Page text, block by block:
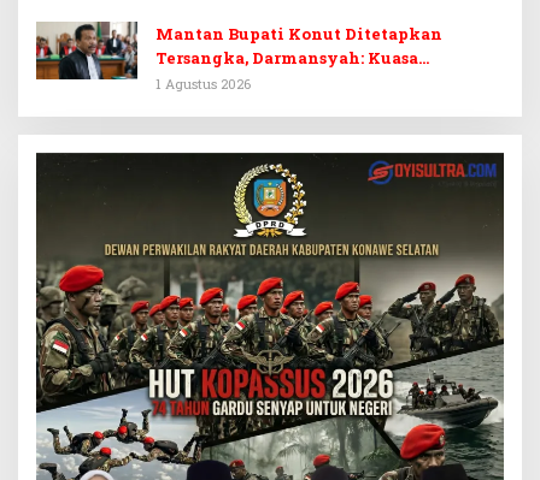
Mantan Bupati Konut Ditetapkan
Tersangka, Darmansyah: Kuasa
Hukumnya Diduga Kebingungan
1 Agustus 2026